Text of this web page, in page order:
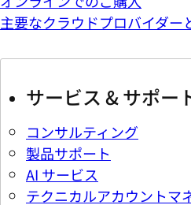
主要なクラウドプロバイダー
サービス & サポー
コンサルティング
製品サポート
AI サービス
テクニカルアカウントマ